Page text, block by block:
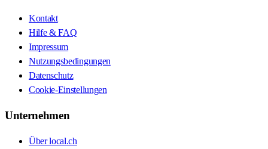
Kontakt
Hilfe & FAQ
Impressum
Nutzungsbedingungen
Datenschutz
Cookie-Einstellungen
Unternehmen
Über local.ch